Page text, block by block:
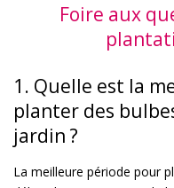
Foire aux
1. Quelle est la
planter des
jardin ?
La meilleure période pour